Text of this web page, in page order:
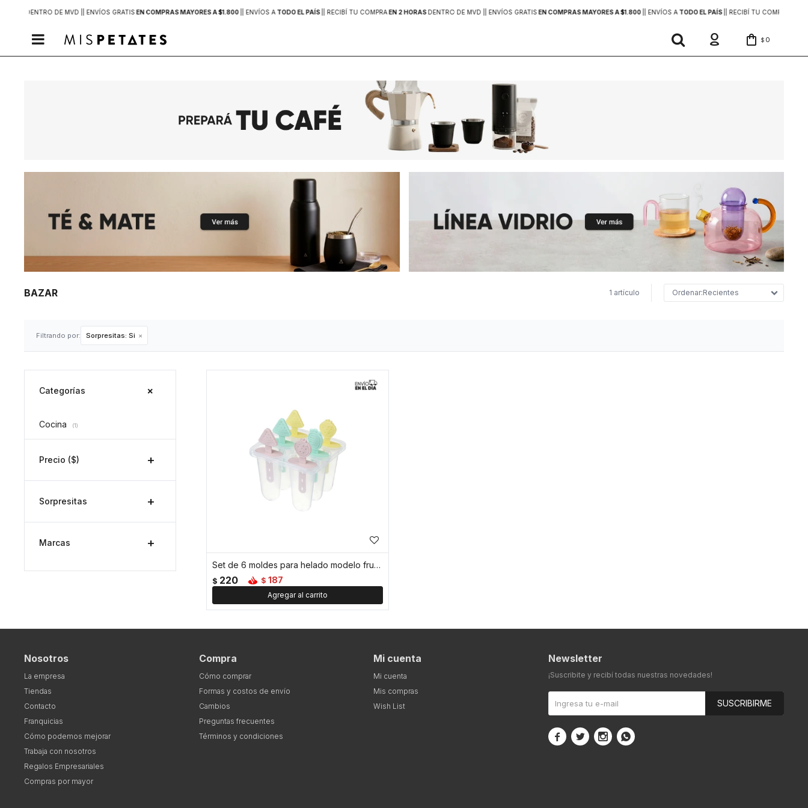
DENTRO DE MVD | | ENVÍOS GRATISEN COMPRAS MAYORES A $1.800 | ENVÍOS A TODO EL PAÍS | RECIBÍ TU COMPRAEN 2 HORASDENTRO DE MVD | | ENVÍOS GRATISEN COMPRAS MAYORES A $1.800 | ENVÍOS A TODO EL PAÍS | RECIBÍ TU COMPRA
 $ 0
BAZAR 1 artículo Recientes
Filtrando por: Sorpresitas: Si
Set de 6 moldes para helado modelo frutas
$ 220 $ 187
Categorías
Cocina (1)
Precio ($)
Sorpresitas
Marcas
Nosotros
La empresa
Tiendas
Contacto
Franquicias
Cómo podemos mejorar
Trabaja con nosotros
Regalos Empresariales
Compras por mayor
Compra
Cómo comprar
Formas y costos de envío
Cambios
Preguntas frecuentes
Términos y condiciones
Mi cuenta
Mi cuenta
Mis compras
Wish List
Newsletter
¡Suscribite y recibí todas nuestras novedades!
SUSCRIBIRME
   